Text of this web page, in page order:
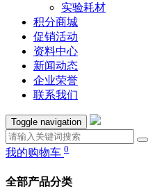
实验耗材
积分商城
促销活动
资料中心
新闻动态
企业荣誉
联系我们
Toggle navigation
我的购物车 0
全部产品分类